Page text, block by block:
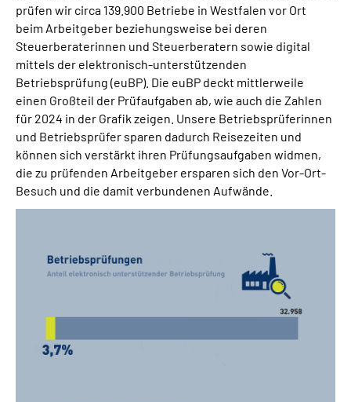
prüfen wir circa 139.900 Betriebe in Westfalen vor Ort
beim Arbeitgeber beziehungsweise bei deren
Steuerberaterinnen und Steuerberatern sowie digital
mittels der elektronisch-unterstützenden
Betriebsprüfung (euBP). Die euBP deckt mittlerweile
einen Großteil der Prüfaufgaben ab, wie auch die Zahlen
für 2024 in der Grafik zeigen. Unsere Betriebsprüferinnen
und Betriebsprüfer sparen dadurch Reisezeiten und
können sich verstärkt ihren Prüfungsaufgaben widmen,
die zu prüfenden Arbeitgeber ersparen sich den Vor-Ort-
Besuch und die damit verbundenen Aufwände.